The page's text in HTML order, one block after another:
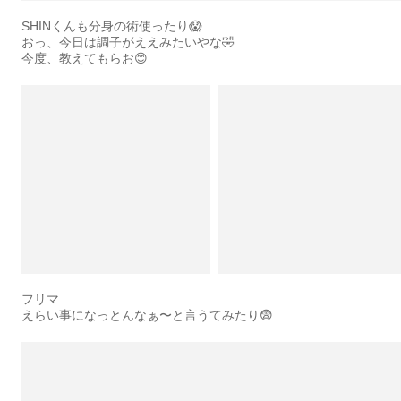
SHINくんも分身の術使ったり😱
おっ、今日は調子がええみたいやな🤣
今度、教えてもらお😊
フリマ…
えらい事になっとんなぁ〜と言うてみたり😨